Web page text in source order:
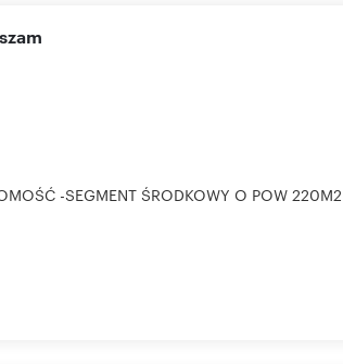
-SEGMENT ŚRODKOWY O POW